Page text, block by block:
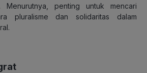
Menurutnya, penting untuk mencari
pluralisme dan solidaritas dalam